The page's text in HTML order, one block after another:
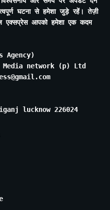
घटना से हमेशा जुड़े रहें। तेज़ी
एक्सप्रेस आपको हमेशा एक कदम
Agency)
network (p) Ltd
lucknow 226024